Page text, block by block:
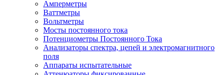
Амперметры
Ваттметры
Вольтметры
Мосты постоянного тока
Потенциометры Постоянного Тока
Анализаторы спектра, цепей и электромагнитного
поля
Аппараты испытательные